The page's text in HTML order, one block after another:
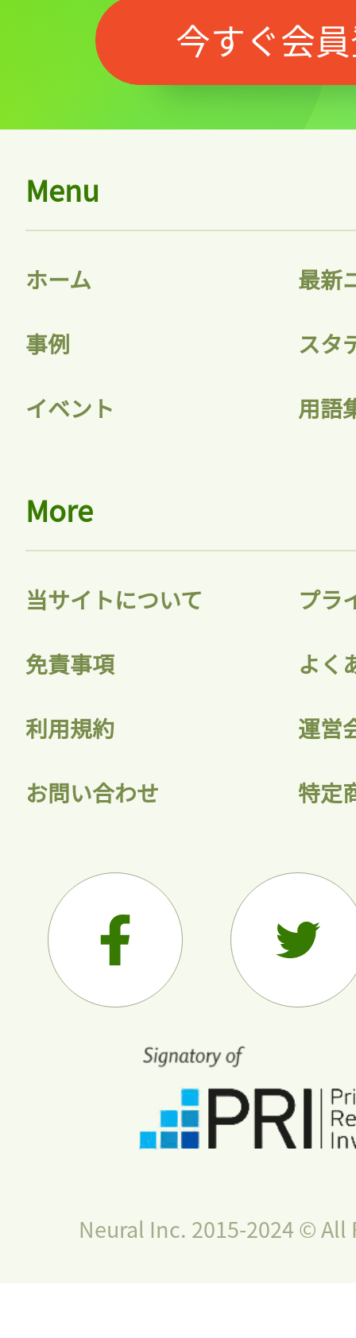
記事をお気に入りに
ログインが必
会員登録
今すぐ会
Menu
ホーム 最新
事例 スタ
イベント 用語
More
当サイトについて プラ
免責事項 よく
利用規約 運営
お問い合わせ 特定
Neural Inc. 2015-2024 © All